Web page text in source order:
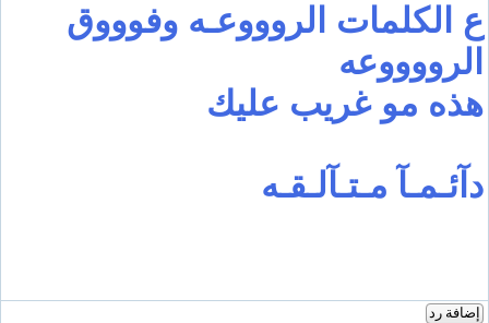
ع الكلمات الروووعـه وفوووق
الرووووعه
هذه مو غريب عليك
دآئـمـآ مـتـآلـقـه
إضافة رد